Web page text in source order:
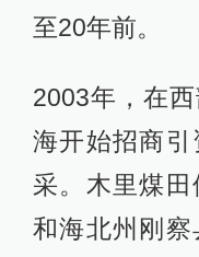
至20年前。
2003年，在
海开始招商
采。木里煤
和海北州刚